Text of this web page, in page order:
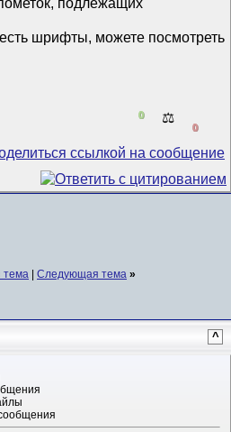
шрифты, можете посмотреть
0 ⚖️
0
тема Следующая тема »
^